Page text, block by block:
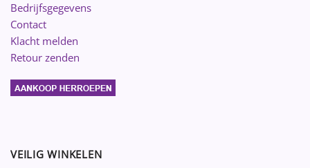
Bedrijfsgegevens
Contact
Klacht melden
Retour zenden
VEILIG WINKELEN